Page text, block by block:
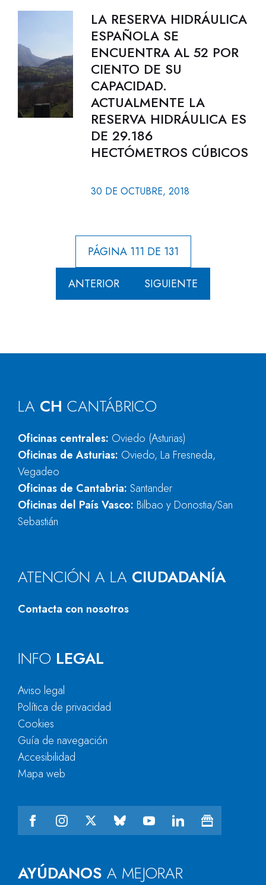
LA RESERVA HIDRÁULICA
ESPAÑOLA SE
ENCUENTRA AL 52 POR
CIENTO DE SU
CAPACIDAD.
ACTUALMENTE LA
RESERVA HIDRÁULICA ES
DE 29.186
HECTÓMETROS CÚBICOS
30 DE OCTUBRE, 2018
PÁGINA 111 DE 131
ANTERIOR SIGUIENTE
LA CH CANTÁBRICO
Oficinas centrales: Oviedo (Asturias)
Oficinas de Asturias: Oviedo, La Fresneda,
Vegadeo
Oficinas de Cantabria: Santander
Oficinas del País Vasco: Bilbao y Donostia/San
Sebastián
ATENCIÓN A LA CIUDADANÍA
Contacta con nosotros
AYÚDANOS A MEJORAR
INFO LEGAL
Aviso legal
Política de privacidad
Cookies
Guía de navegación
Accesibilidad
Mapa web